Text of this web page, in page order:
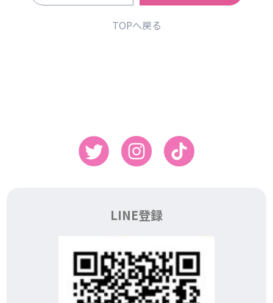
TOPへ戻る
LINE登録